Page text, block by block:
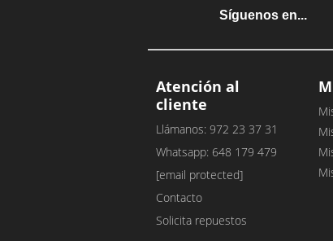
Síguenos en...
Atención al
cliente
Llámanos: 972 23 37 31
Whatsapp: 648 179 479
[email protected]
Contacto
Solicita repuestos